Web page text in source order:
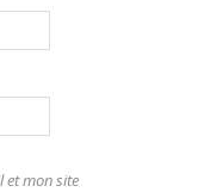
et mon site